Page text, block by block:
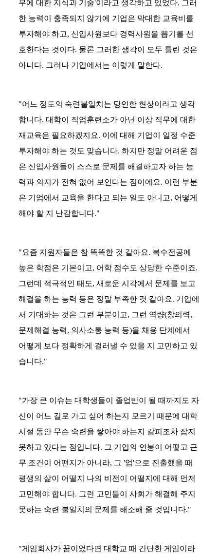
무에 대한 지식과 기술'이라고 생각하고 있었다. 그러
한 능력이 충족되지 않기에 기업은 막대한 교육비를
투자해야 하고, 신입사원보다 경력사원을 뽑기를 선
호한다는 것이다. 물론 그러한 생각이 모두 틀린 것은
아니다. 그러나 기업에서는 이렇게 말한다.
"어느 정도의 숙련불일치는 당연한 현상이라고 생각
합니다. 대학이 직업훈련소가 아닌 이상 직무에 대한
재교육은 필요하겠지요. 이에 대해 기업이 일정 수준
투자해야 하는 것도 맞습니다. 하지만 정말 어려운 점
은 신입사원들이 스스로 문제를 해결하고자 하는 능
력과 의지가 전혀 없어 보인다는 점이에요. 이런 부분
은 기업에서 교육을 한다고 되는 일도 아니고, 어떻게
해야 할 지 난감합니다."
"요즘 지원자들은 참 똑똑한 것 같아요. 복수전공에
높은 학점은 기본이고, 어학 점수도 상당한 수준이죠.
그런데 적극적인 태도, 새로운 시각에서 문제를 보고
해결을 하는 능력 등은 정말 부족한 것 같아요. 기업에
서 기대하는 것은 그런 부분이고, 그런 역량(창의력,
문제해결 능력, 의사소통 능력 등)을 채용 단계에서
어떻게 보다 정확하게 걸러낼 수 있을 지 고민하고 있
습니다."
"가장 큰 이슈는 대학생들이 졸업반이 될 때까지도 자
신이 어느 길로 가고 싶어 하는지 모르기 때문에 대학
시절 동안 무슨 숙련을 쌓아야 하는지 갈피조차 잡지
못하고 있다는 점입니다. 그 기업의 연봉이 어떻고 근
무 조건이 어떤지가 아니라, 그 '업'으로 진출했을 때
평생의 삶이 어떨지 나의 비전이 어떨지에 대해 먼저
고민해야 합니다. 그런 고민들이 사회가 해결해 주지
못하는 숙련 불일치의 문제를 해소해 줄 것입니다."
"게임회사가 꿈이었다면 대학교 때 간단한 게임이라